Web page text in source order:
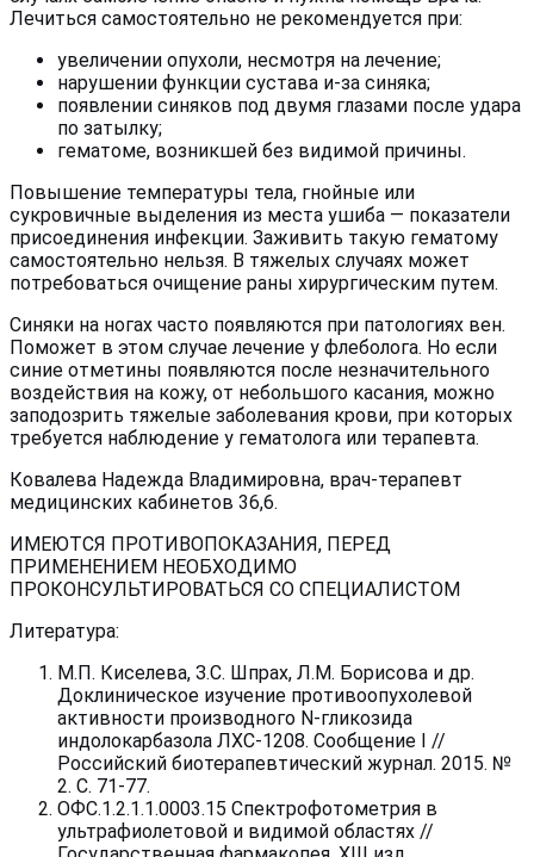
Лечиться самостоятельно не рекомендуется при:
увеличении опухоли, несмотря на лечение;
нарушении функции сустава и-за синяка;
появлении синяков под двумя глазами после удара
по затылку;
гематоме, возникшей без видимой причины.
Повышение температуры тела, гнойные или
сукровичные выделения из места ушиба — показатели
присоединения инфекции. Заживить такую гематому
самостоятельно нельзя. В тяжелых случаях может
потребоваться очищение раны хирургическим путем.
Синяки на ногах часто появляются при патологиях вен.
Поможет в этом случае лечение у флеболога. Но если
синие отметины появляются после незначительного
воздействия на кожу, от небольшого касания, можно
заподозрить тяжелые заболевания крови, при которых
требуется наблюдение у гематолога или терапевта.
Ковалева Надежда Владимировна, врач-терапевт
медицинских кабинетов 36,6.
ИМЕЮТСЯ ПРОТИВОПОКАЗАНИЯ, ПЕРЕД
ПРИМЕНЕНИЕМ НЕОБХОДИМО
ПРОКОНСУЛЬТИРОВАТЬСЯ СО СПЕЦИАЛИСТОМ
Литература:
М.П. Киселева, З.С. Шпрах, Л.М. Борисова и др.
Доклиническое изучение противоопухолевой
активности производного N-гликозида
индолокарбазола ЛХС-1208. Сообщение I //
Российский биотерапевтический журнал. 2015. №
2. С. 71-77.
ОФС.1.2.1.1.0003.15 Спектрофотометрия в
ультрафиолетовой и видимой областях //